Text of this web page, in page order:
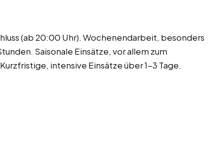
(ab 20:00 Uhr). Wochenendarbeit, besonders
Saisonale Einsätze, vor allem zum
intensive Einsätze über 1-3 Tage.